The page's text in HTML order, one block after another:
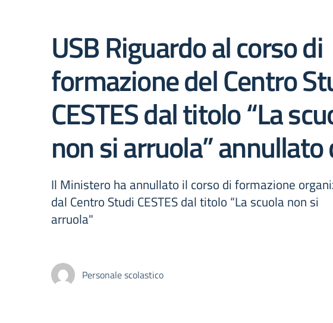
USB Riguardo al corso di
formazione del Centro
CESTES dal titolo “La
non si arruola” annullato
Il Ministero ha annullato il corso di formazione
dal Centro Studi CESTES dal titolo “La scuola non si
arruola"
Personale scolastico